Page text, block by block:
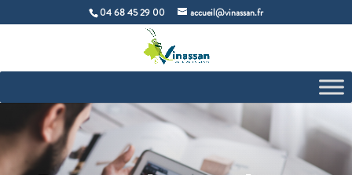
04 68 45 29 00 accueil@vinassan.fr